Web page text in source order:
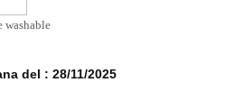
washable
del : 28/11/2025